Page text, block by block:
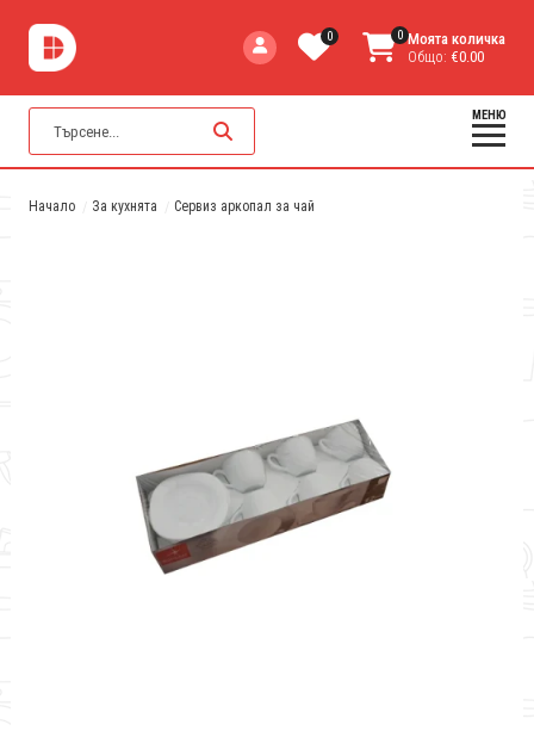
0 0 Моята количка
Общо: €0.00
МЕНЮ
Начало За кухнята Сервиз аркопал за чай